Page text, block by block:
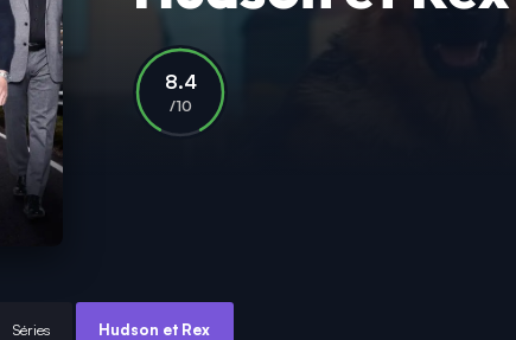
8.4
/10
Séries Hudson et Rex